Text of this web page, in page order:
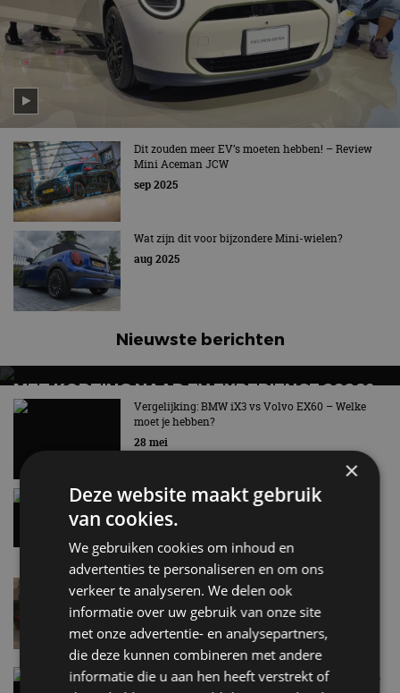
Dit zouden meer EV’s moeten hebben! – Review
Mini Aceman JCW
sep 2025
Wat zijn dit voor bijzondere Mini-wielen?
aug 2025
Nieuwste berichten
MET KORTING NAAR EV EXPERIENCE 2026?
AUTORAI REGELT HET!
EV Experience 2026 van 24 tot 26 september
Vergelijking: BMW iX3 vs Volvo EX60 – Welke
moet je hebben?
28 mei
Gespot: een Chevrolet Corvette Z06
7 aug
Lamborghini Revuelto eert 60 jaar Miura met
speciale editie
6 aug
Carbon fibre op je laadkabel: nergens voor nodig,
×
Deze website maakt gebruik
van cookies.
We gebruiken cookies om inhoud en
advertenties te personaliseren en om ons
verkeer te analyseren. We delen ook
informatie over uw gebruik van onze site
met onze advertentie- en analysepartners,
die deze kunnen combineren met andere
informatie die u aan hen heeft verstrekt of